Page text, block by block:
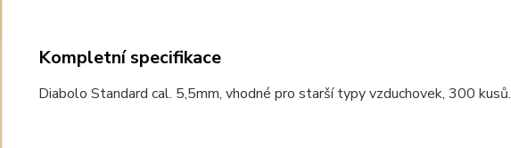
Kompletní specifikace
Diabolo Standard cal. 5,5mm, vhodné pro starší typy vzduchovek, 300 kusů.